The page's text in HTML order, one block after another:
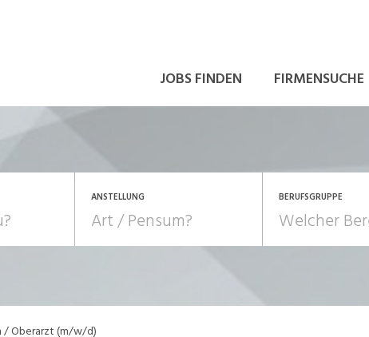
JOBS FINDEN FIRMENSUCHE
ANSTELLUNG
Temporär (befristet)
BERUFSGRUPPE
/ Oberarzt (m/w/d)